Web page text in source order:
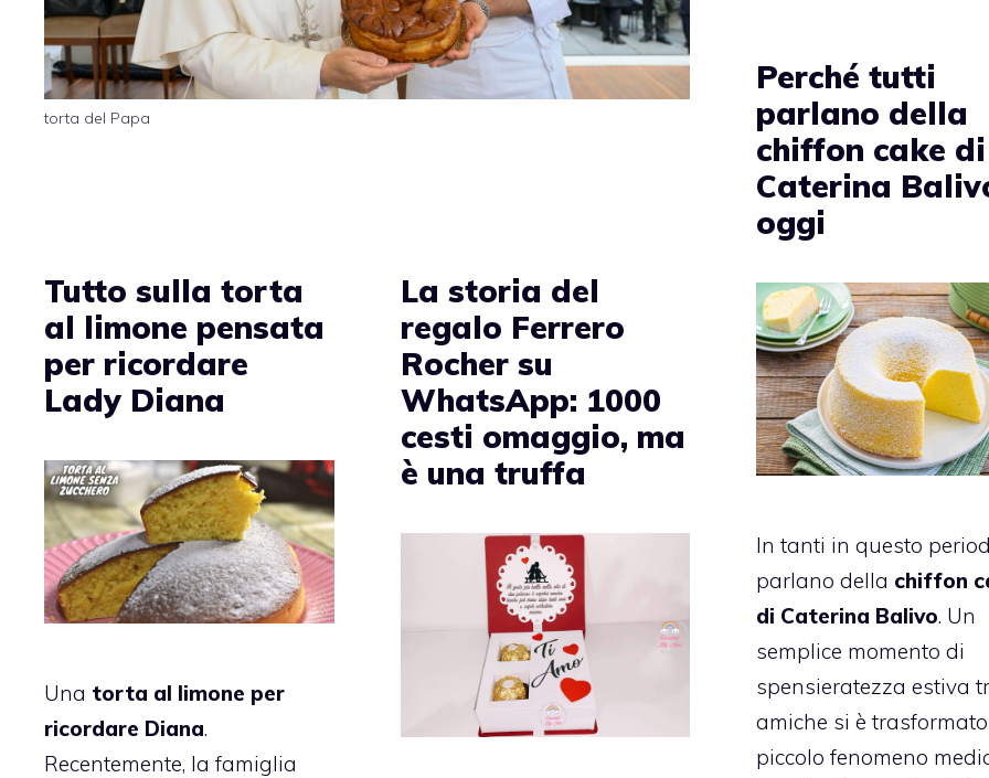
torta del Papa
Perché tutti
parlano della
chiffon cake di
Caterina
oggi
In tanti in questo
parlano della chiffon
di Caterina Balivo. Un
semplice momento di
spensieratezza estiva
amiche si è
piccolo fenomeno
Tutto sulla torta
al limone pensata
per ricordare
Lady Diana
Una torta al limone per
ricordare Diana.
Recentemente, la famiglia
La storia del
regalo Ferrero
Rocher su
WhatsApp: 1000
cesti omaggio, ma
è una truffa